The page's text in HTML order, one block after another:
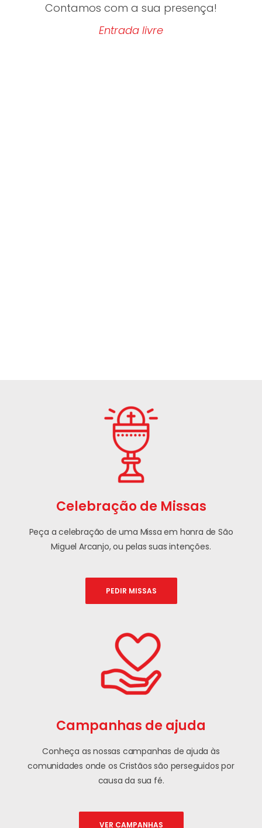
Contamos com a sua presença!
Entrada livre
Celebração de Missas
Peça a celebração de uma Missa em honra de São
Miguel Arcanjo, ou pelas suas intenções.
PEDIR MISSAS
Campanhas de ajuda
Conheça as nossas campanhas de ajuda às
comunidades onde os Cristãos são perseguidos por
causa da sua fé.
VER CAMPANHAS